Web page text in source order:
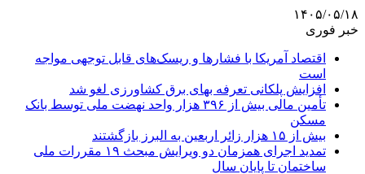
۱۴۰۵/۰۵/۱۸
خبر فوری
اقتصاد آمریکا با فشارها و ریسک‌های قابل توجهی مواجه
است
افزایش پلکانی تعرفه بهای برق کشاورزی لغو شد
تأمین مالی بیش از ۳۹۶ هزار واحد نهضت ملی توسط بانک
مسکن
بیش از ۱۵ هزار زائر اربعین به البرز بازگشتند
تمدید اجرای همزمان دو ویرایش مبحث ۱۹ مقررات ملی
ساختمان تا پایان سال